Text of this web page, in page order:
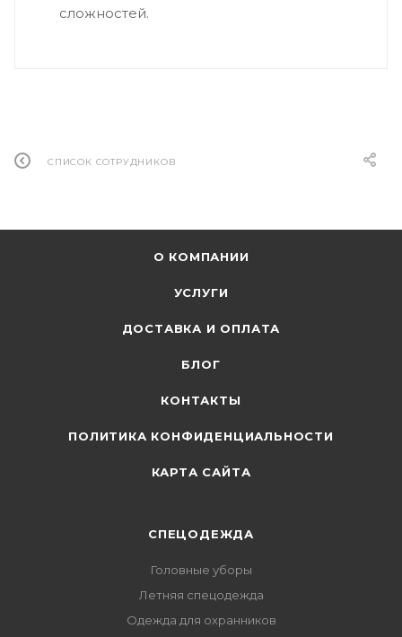
сложностей.
СПИСОК СОТРУДНИКОВ
О КОМПАНИИ
УСЛУГИ
ДОСТАВКА И ОПЛАТА
БЛОГ
КОНТАКТЫ
ПОЛИТИКА КОНФИДЕНЦИАЛЬНОСТИ
КАРТА САЙТА
СПЕЦОДЕЖДА
Головные уборы
Летняя спецодежда
Одежда для охранников